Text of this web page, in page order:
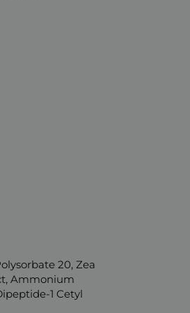
20, Zea
Ammonium
1 Cetyl